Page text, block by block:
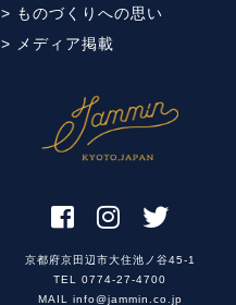
> ものづくりへの思い
> メディア掲載
京都府京田辺市大住池ノ谷45-1
TEL 0774-27-4700
MAIL info@jammin.co.jp